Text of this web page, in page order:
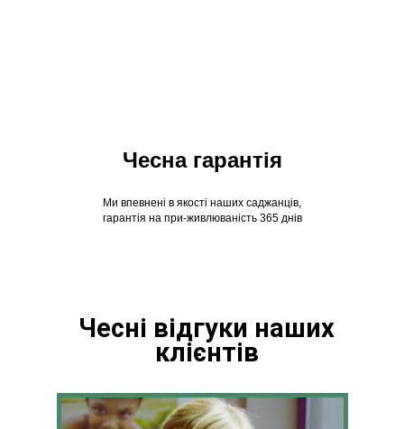
Ми впевнені в якості наших саджанців,
гарантія на при-живлюваність 365 днів
Чесна гарантія
Чесні відгуки наших
клієнтів